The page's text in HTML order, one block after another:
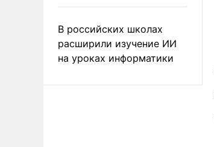
В российских школах
расширили изучение ИИ
на уроках информатики